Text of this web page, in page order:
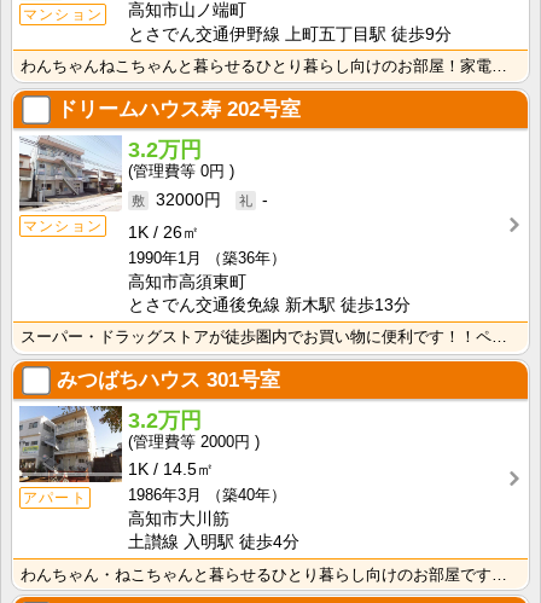
マンション
高知市山ノ端町
とさでん交通伊野線 上町五丁目駅 徒歩9分
ドリームハウス寿 202号室
マンション
3.2万円
0円
32000円
-
1K
26㎡
1990年1月
（築36年）
高知市高須東町
とさでん交通後免線 新木駅 徒歩13分
みつばちハウス 301号室
アパート
3.2万円
2000円
1K
14.5㎡
1986年3月
（築40年）
高知市大川筋
土讃線 入明駅 徒歩4分